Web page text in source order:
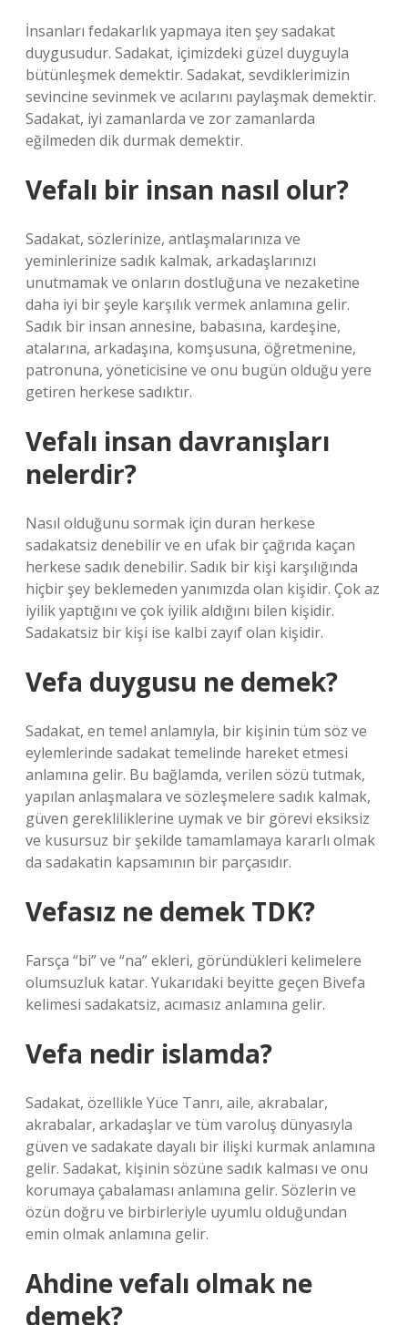
İnsanları fedakarlık yapmaya iten şey sadakat
duygusudur. Sadakat, içimizdeki güzel duyguyla
bütünleşmek demektir. Sadakat, sevdiklerimizin
sevincine sevinmek ve acılarını paylaşmak demektir.
Sadakat, iyi zamanlarda ve zor zamanlarda
eğilmeden dik durmak demektir.
Vefalı bir insan nasıl olur?
Sadakat, sözlerinize, antlaşmalarınıza ve
yeminlerinize sadık kalmak, arkadaşlarınızı
unutmamak ve onların dostluğuna ve nezaketine
daha iyi bir şeyle karşılık vermek anlamına gelir.
Sadık bir insan annesine, babasına, kardeşine,
atalarına, arkadaşına, komşusuna, öğretmenine,
patronuna, yöneticisine ve onu bugün olduğu yere
getiren herkese sadıktır.
Vefalı insan davranışları
nelerdir?
Nasıl olduğunu sormak için duran herkese
sadakatsiz denebilir ve en ufak bir çağrıda kaçan
herkese sadık denebilir. Sadık bir kişi karşılığında
hiçbir şey beklemeden yanımızda olan kişidir. Çok az
iyilik yaptığını ve çok iyilik aldığını bilen kişidir.
Sadakatsiz bir kişi ise kalbi zayıf olan kişidir.
Vefa duygusu ne demek?
Sadakat, en temel anlamıyla, bir kişinin tüm söz ve
eylemlerinde sadakat temelinde hareket etmesi
anlamına gelir. Bu bağlamda, verilen sözü tutmak,
yapılan anlaşmalara ve sözleşmelere sadık kalmak,
güven gerekliliklerine uymak ve bir görevi eksiksiz
ve kusursuz bir şekilde tamamlamaya kararlı olmak
da sadakatin kapsamının bir parçasıdır.
Vefasız ne demek TDK?
Farsça “bi” ve “na” ekleri, göründükleri kelimelere
olumsuzluk katar. Yukarıdaki beyitte geçen Bivefa
kelimesi sadakatsiz, acımasız anlamına gelir.
Vefa nedir islamda?
Sadakat, özellikle Yüce Tanrı, aile, akrabalar,
akrabalar, arkadaşlar ve tüm varoluş dünyasıyla
güven ve sadakate dayalı bir ilişki kurmak anlamına
gelir. Sadakat, kişinin sözüne sadık kalması ve onu
korumaya çabalaması anlamına gelir. Sözlerin ve
özün doğru ve birbirleriyle uyumlu olduğundan
emin olmak anlamına gelir.
Ahdine vefalı olmak ne
demek?